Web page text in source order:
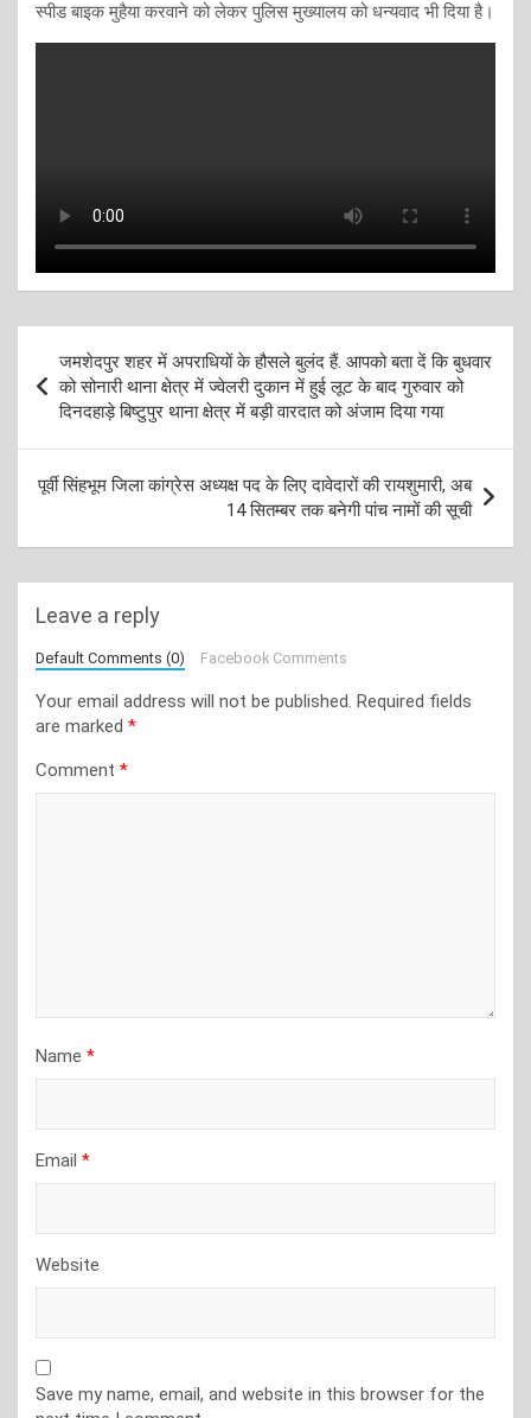
स्पीड बाइक मुहैया करवाने को लेकर पुलिस मुख्यालय को धन्यवाद भी दिया है।
navigation
जमशेदपुर शहर में अपराधियों के हौसले बुलंद हैं. आपको बता दें कि बुधवार
को सोनारी थाना क्षेत्र में ज्वेलरी दुकान में हुई लूट के बाद गुरुवार को
दिनदहाड़े बिष्टुपुर थाना क्षेत्र में बड़ी वारदात को अंजाम दिया गया
पूर्वी सिंहभूम जिला कांग्रेस अध्यक्ष पद के लिए दावेदारों की रायशुमारी, अब
14 सितम्बर तक बनेगी पांच नामों की सूची
Leave a reply
Default Comments (0) Facebook Comments
Your email address will not be published. Required fields
are marked *
Comment *
Name *
Email *
Website
Save my name, email, and website in this browser for the